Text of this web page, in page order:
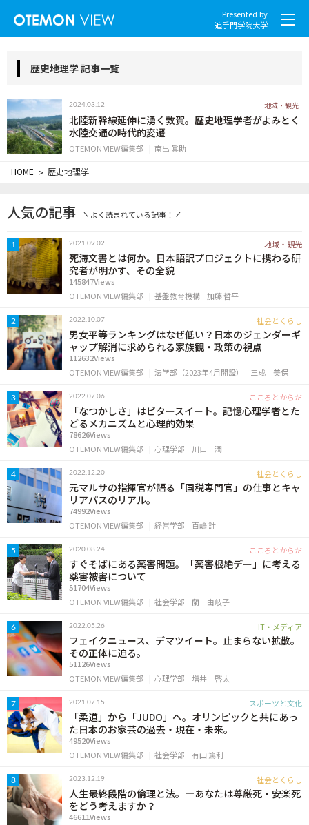
Presented by
追手門学院大学
社会とくらし
グローバル
こころとからだ
IT・メディア
地域・観光
OTEMON VIEWについて
サイトポリシー
FOLLOW US
歴史地理学 記事一覧
2024.03.12 地域・観光
北陸新幹線延伸に湧く敦賀。歴史地理学者がよみとく
水陸交通の時代的変遷
OTEMON VIEW編集部 南出 眞助
HOME > 歴史地理学
人気の記事 よく読まれている記事！
1 2021.09.02 地域・観光
死海文書とは何か。日本語訳プロジェクトに携わる研
究者が明かす、その全貌
145847Views
OTEMON VIEW編集部
基盤教育機構 加藤 哲平
2 2022.10.07 社会とくらし
男女平等ランキングはなぜ低い？日本のジェンダーギ
ャップ解消に求められる家族観・政策の視点
112632Views
OTEMON VIEW編集部
法学部（2023年4月開設） 三成 美保
3 2022.07.06 こころとからだ
「なつかしさ」はビタースイート。記憶心理学者とた
どるメカニズムと心理的効果
78626Views
OTEMON VIEW編集部
心理学部 川口 潤
4 2022.12.20 社会とくらし
元マルサの指揮官が語る「国税専門官」の仕事とキャ
リアパスのリアル。
74992Views
OTEMON VIEW編集部
経営学部 百嶋 計
5 2020.08.24 こころとからだ
すぐそばにある薬害問題。「薬害根絶デー」に考える
薬害被害について
51704Views
OTEMON VIEW編集部
社会学部 蘭 由岐子
6 2022.05.26 IT・メディア
フェイクニュース、デマツイート。止まらない拡散。
その正体に迫る。
51126Views
OTEMON VIEW編集部
心理学部 増井 啓太
7 2021.07.15 スポーツと文化
「柔道」から「JUDO」へ。オリンピックと共にあっ
た日本のお家芸の過去・現在・未来。
49520Views
OTEMON VIEW編集部
社会学部 有山 篤利
8 2023.12.19 社会とくらし
人生最終段階の倫理と法。―あなたは尊厳死・安楽死
をどう考えますか？
46611Views